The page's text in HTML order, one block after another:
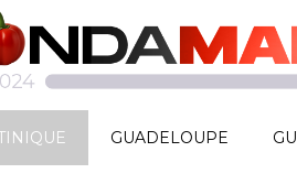
GUADELOUPE